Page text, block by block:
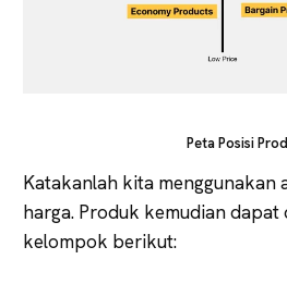
Peta Posisi
Katakanlah kita menggunakan
harga. Produk kemudian
kelompok berikut: